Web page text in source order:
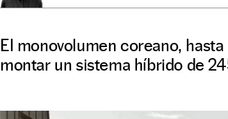
El monovolumen coreano,
montar un sistema híbrido de